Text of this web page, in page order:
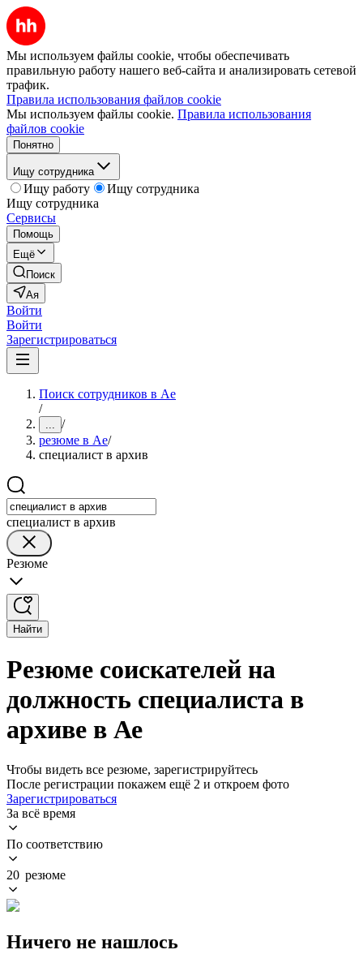
Мы используем файлы cookie, чтобы обеспечивать
правильную работу нашего веб-сайта и анализировать сетевой
трафик.
Правила использования файлов cookie
Мы используем файлы cookie. Правила использования
файлов cookie
Понятно
Ищу сотрудника
Ищу работу
Ищу сотрудника
Ищу сотрудника
Сервисы
Помощь
Ещё
Поиск
Ая
Войти
Войти
Зарегистрироваться
Поиск сотрудников в Ае
/
... /
резюме в Ае/
специалист в архив
специалист в архив
Резюме
Найти
Резюме соискателей на
должность специалиста в
архиве в Ае
Чтобы видеть все резюме, зарегистрируйтесь
После регистрации покажем ещё 2 и откроем фото
Зарегистрироваться
За всё время
По соответствию
20 резюме
Ничего не нашлось